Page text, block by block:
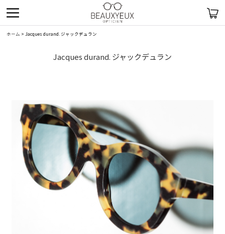
ホーム > Jacques durand. ジャックデュラン
Jacques durand. ジャックデュラン